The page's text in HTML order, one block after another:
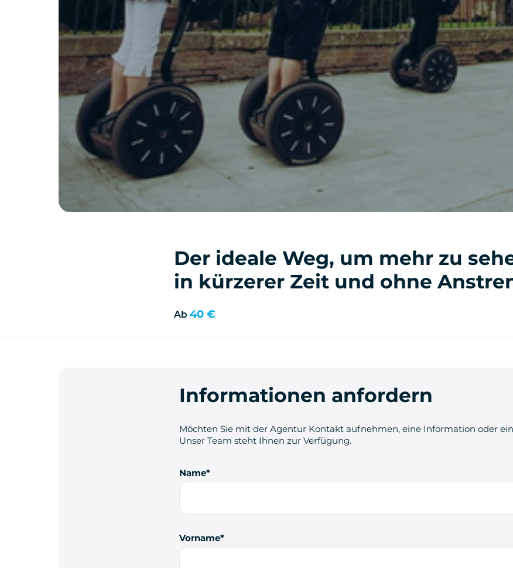
Der ideale Weg, um mehr zu
in kürzerer Zeit und ohne
Ab 40 €
Informationen anfordern
Möchten Sie mit der Agentur Kontakt aufnehmen, eine Information oder
Unser Team steht Ihnen zur Verfügung.
Name
Vorname